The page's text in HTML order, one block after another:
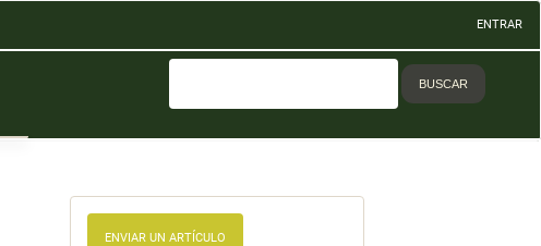
ENTRAR
BUSCAR
ENVIAR UN ARTÍCULO